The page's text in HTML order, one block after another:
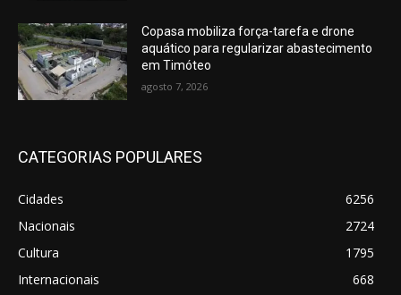
Copasa mobiliza força-tarefa e drone
aquático para regularizar abastecimento
em Timóteo
agosto 7, 2026
CATEGORIAS POPULARES
Cidades
6256
Nacionais
2724
Cultura
1795
Internacionais
668